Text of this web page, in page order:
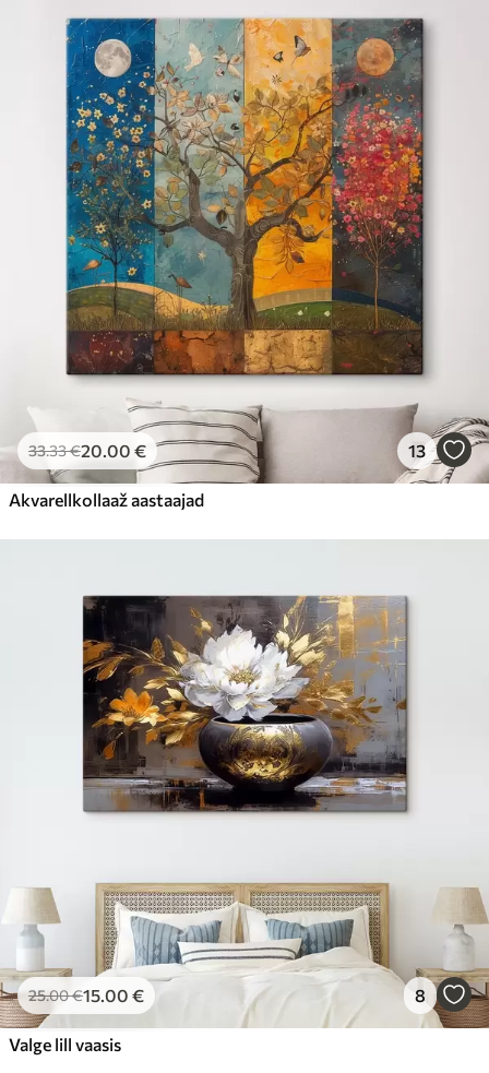
33.33€20.00 € 13
Akvarellkollaaž aastaajad
25.00€15.00 € 8
Valge lill vaasis